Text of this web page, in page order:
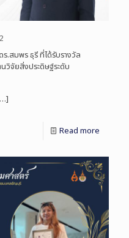
.สมพร ธุรี ที่ได้รับรางวัล
วิจัยสิ่งประดิษฐ์ระดับ
Read more